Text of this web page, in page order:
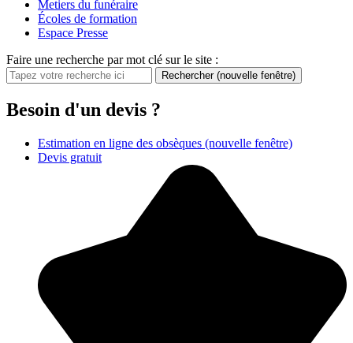
Metiers du funéraire
Écoles de formation
Espace Presse
Faire une recherche par mot clé sur le site :
Rechercher (nouvelle fenêtre)
Besoin d'un devis ?
Estimation en ligne des obsèques (nouvelle fenêtre)
Devis gratuit